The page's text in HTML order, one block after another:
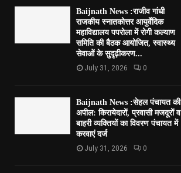
Baijnath News :राजीव गांधी
राजकीय स्नातकोत्तर आयुर्वेदिक
महाविद्यालय पपरोला में रोगी कल्याण
समिति की बैठक आयोजित, स्वास्थ्य
सेवाओं के सुदृढ़ीकरण...
July 31, 2026 0
Baijnath News :सेहल पंचायत की
अपील: किरायेदारों, प्रवासी मजदूरों व
बाहरी व्यक्तियों का विवरण पंचायत में
करवाएं दर्ज
July 31, 2026 0